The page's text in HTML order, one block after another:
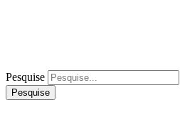
Pesquise
Pesquise